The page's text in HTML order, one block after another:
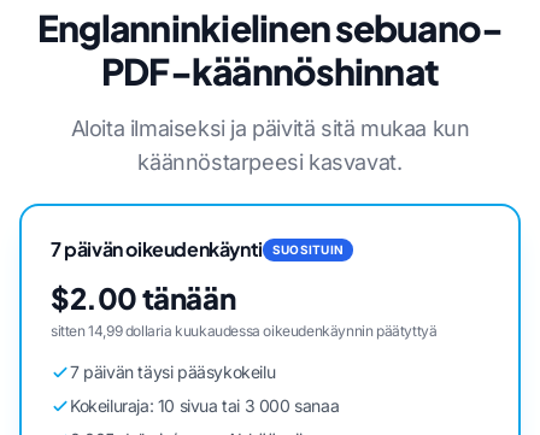
Englanninkielinen sebuano-
PDF-käännöshinnat
Aloita ilmaiseksi ja päivitä sitä mukaa kun
käännöstarpeesi kasvavat.
7 päivän oikeudenkäynti SUOSITUIN
$2.00 tänään
sitten 14,99 dollaria kuukaudessa oikeudenkäynnin päätyttyä
7 päivän täysi pääsykokeilu
Kokeiluraja: 10 sivua tai 3 000 sanaa